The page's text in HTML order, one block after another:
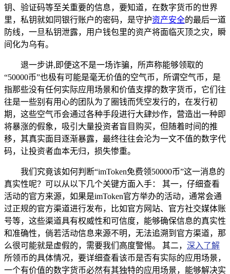
钥、验证码等至关重要的信息，要知道，在数字货币的世界
里，私钥就如同银行账户的密码，是守护资产安全的最后一道
防线，一旦私钥泄露，用户钱包里的资产将面临灭顶之灾，瞬
间化为乌有。
退一步讲,即便这不是一场诈骗，所声称能够领取的
“50000币”也极有可能是毫无价值的空气币，所谓空气币，是
指那些没有任何实际应用场景和价值支撑的数字货币，它们往
往是一些别有用心的团队为了圈钱而凭空发行的，在发行初
期，这些空气币会通过各种手段进行大肆炒作，营造出一种即
将暴涨的假象，吸引大量投资者盲目购买，但随着时间的推
移，其真实面目逐渐暴露，最终往往会沦为一文不值的数字代
码，让投资者血本无归，损失惨重。
我们究竟该如何判断“imToken免费领50000币”这一消息的
真实性呢？可以从以下几个关键方面入手： 其一，仔细查看
活动的官方来源，如果是imToken官方举办的活动，通常会通
过正规的官方渠道进行发布，比如官方网站、官方社交媒体账
号等，这些渠道具有权威性和可信度，能够确保信息的真实性
和准确性，倘若活动信息来源不明，无法追溯到官方渠道，那
么很可能就是虚假的，需要我们高度警惕。 其二， 深入了解
所领币的具体情况，要详细查看该币是否有实际的应用场景，
一个有价值的数字货币必然有其独特的应用场景，能够解决实